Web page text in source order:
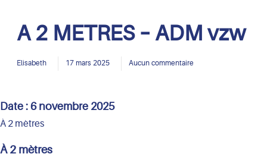
u
A 2 METRES – ADM vzw
Elisabeth 17 mars 2025 Aucun commentaire
Date : 6 novembre 2025
À 2 mètres
À 2 mètres